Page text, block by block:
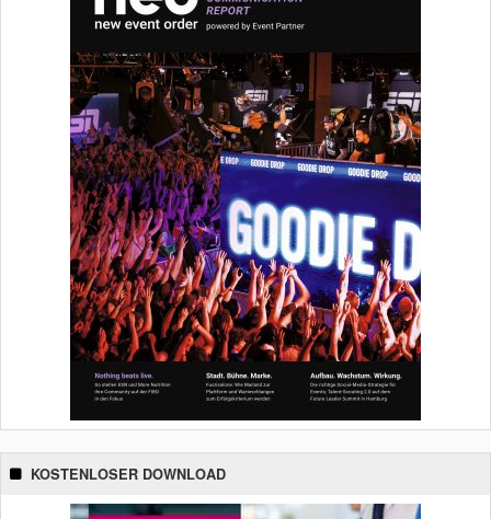
KOSTENLOSER DOWNLOAD